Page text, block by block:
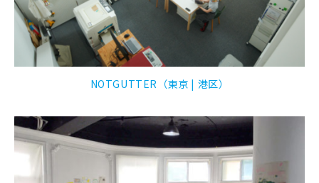
NOTGUTTER（東京 | 港区）